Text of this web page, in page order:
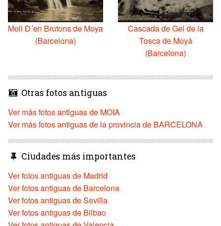
Moli D´en Brutons de Moya
(Barcelona)
Cascada de Gel de la
Tosca de Moyá
(Barcelona)
Otras fotos antiguas
Ver más fotos antiguas de MOIA
Ver más fotos antiguas de la provincia de BARCELONA
Ciudades más importantes
Ver fotos antiguas de Madrid
Ver fotos antiguas de Barcelona
Ver fotos antiguas de Sevilla
Ver fotos antiguas de Bilbao